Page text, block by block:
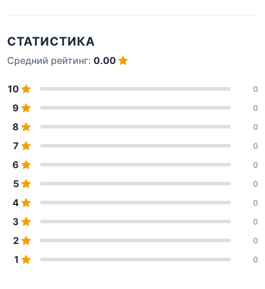
СТАТИСТИКА
Средний рейтинг: 0.00
10 0
9 0
8 0
7 0
6 0
5 0
4 0
3 0
2 0
1 0